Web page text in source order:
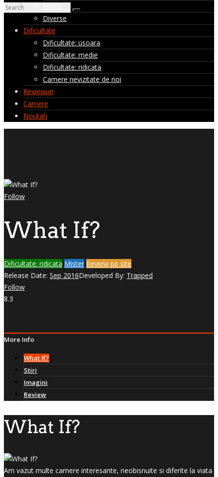
Diverse
Dificultate
Dificultate: usoara
Dificultate: medie
Dificultate: ridicata
Camere nevizitate de noi
Reviewuri
Camere
Noutati
Follow
What If?
Dificultate: ridicata Mister Review pe site
Release Date: Sep 2016Developed By: Trapped
Follow
8.3
More Info
What If?
Stiri
Imagini
Review
What If?
Am vazut multe camere interesante, neobisnuite si diferite la viata